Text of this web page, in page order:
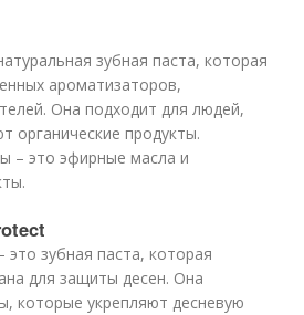
зубная паста, которая
ароматизаторов,
Она подходит для людей,
органические продукты.
– это эфирные масла и
зубная паста, которая
для защиты десен. Она
которые укрепляют десневую